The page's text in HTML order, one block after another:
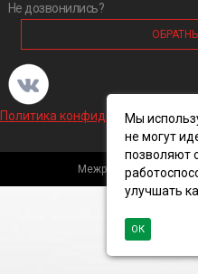
Не дозвонились?
Политика конфиденциальности
Межрегиональная
Мы
не могут
позволяют
улучшать
ОК